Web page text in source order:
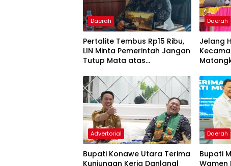
Daerah
‎Pertalite Tembus Rp15 Ribu,
LIN Minta Pemerintah Jangan
Tutup Mata atas
Daerah
‎Jelang
Advertorial
Bupati Konawe Utara Terima
Kunjungan Kerja Danlanal
Daerah
‎Bupati
Wamen